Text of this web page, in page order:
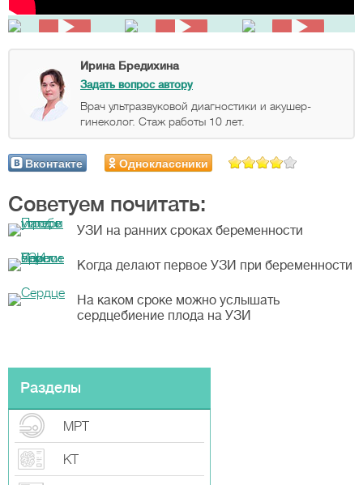
Ирина Бредихина
Задать вопрос автору
Врач ультразвуковой диагностики и акушер-
гинеколог. Стаж работы 10 лет.
Вконтакте Одноклассники
Советуем почитать:
УЗИ на ранних сроках беременности
Когда делают первое УЗИ при беременности
На каком сроке можно услышать
сердцебиение плода на УЗИ
Разделы
МРТ
КТ